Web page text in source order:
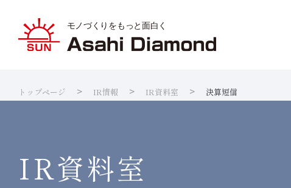
トップページ IR情報 IR資料室 決算短信
IR資料室